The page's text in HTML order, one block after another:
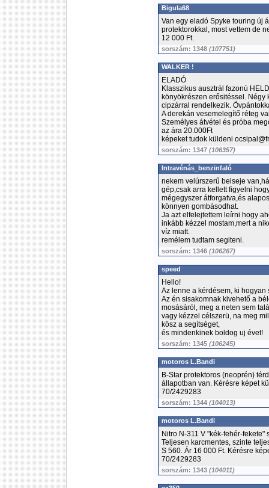
Bigula68
Van egy eladó Spyke touring új
protektorokkal, most vettem de
12 000 Ft.
sorszám: 1348 (107751)
WALKER !
ELADÓ
Klasszikus ausztrál fazonú
könyökrészen erősitéssel.
cipzárral rendelkezik.
A derekán vesemelegítő réteg
Személyes átvétel és próba
az ára 20.000Ft
képeket tudok küldeni
sorszám: 1347 (106357)
Intravénás_benzinfaló
nekem velúrszerű belseje
gép,csak arra kellett figyelni
mégegyszer átforgatva,és
könnyen gombásodhat.
Ja azt elfelejtettem leírni hogy
inkább kézzel mostam,mert a
víz miatt.
remélem tudtam segiteni.
sorszám: 1346 (106267)
speed
Hello!
Az lenne a kérdésem, ki
Az én sisakomnak kivehető a
mosásáról, meg a neten sem
vagy kézzel célszerü, na meg
kösz a segítséget,
és mindenkinek boldog uj évet!
sorszám: 1345 (106245)
motoros L.Bandi
B-Star protektoros (neoprén)
állapotban van. Kérésre képet
70/2429283
sorszám: 1344 (104013)
motoros L.Bandi
Nitro N-311 V "kék-fehér-
Teljesen karcmentes, szinte
S 560. Ár 16 000 Ft. Kérésre
70/2429283
sorszám: 1343 (104011)